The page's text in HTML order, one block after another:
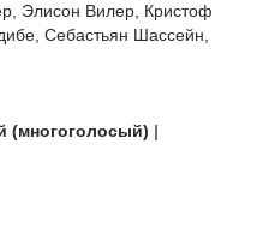
Элисон Вилер, Кристоф
Себастьян Шассейн,
(многоголосый) |